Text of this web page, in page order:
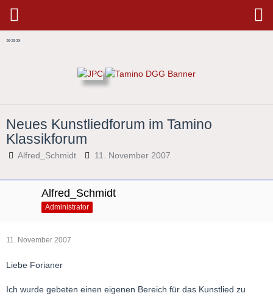
»»»
Neues Kunstliedforum im Tamino
Klassikforum
Alfred_Schmidt 11. November 2007
Alfred_Schmidt
Administrator
11. November 2007
Liebe Forianer
Ich wurde gebeten einen eigenen Bereich für das Kunstlied zu